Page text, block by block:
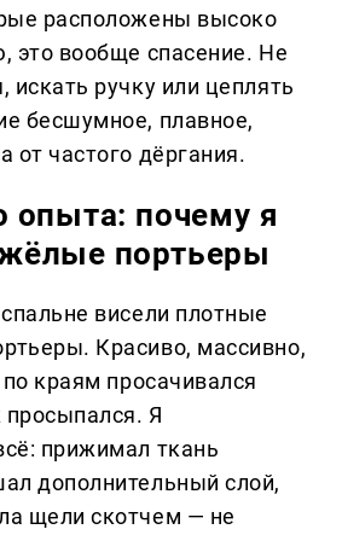
расположены высоко
это вообще спасение. Не
искать ручку или цеплять
бесшумное, плавное,
от частого дёргания.
опыта: почему я
портьеры
висели плотные
Красиво, массивно,
краям просачивался
просыпался. Я
прижимал ткань
дополнительный слой,
щели скотчем — не